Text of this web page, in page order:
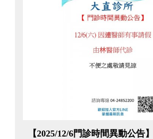
【2025/12/6門診時間異動公告】